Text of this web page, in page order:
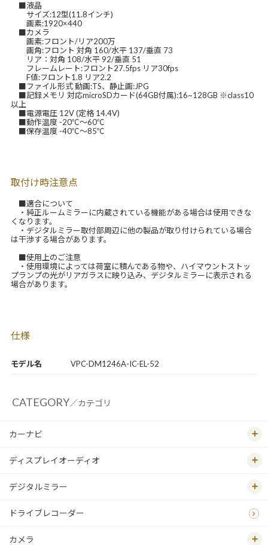
モデル名 VPC-DM1246A-IC-EL-52
■液晶
サイズ:12型(11.8インチ)
画素:1920×440
■カメラ
画素:フロント/リア200万
画角:フロント 対角 160/水平 137/垂直 73
リア：対角 108/水平 92/垂直 51
フレームレート:フロント27.5fps リア30fps
F値:フロント1.8 リア2.2
■ファイル形式 動画:TS、静止画:JPG
■記録メモリ 対応microSDカード(64GB付属):16~128GB ※class10
以上
■電源電圧 12V (定格 14.4V)
■動作温度 -20℃～60℃
■保存温度 -40℃～85℃
取付け時注意点
■適合について
・純正ルームミラーに内蔵されている機能がある場合は使用できな
くなります。
・デジタルミラー取付部周辺に他の製品が取り付けられている場合
は干渉する場合があります。
■使用上のご注意
・使用環境によっては荷室に積んである物や、ハイマウントストッ
プランプの光がリアガラスに映り込み、デジタルミラーに表示される
場合があります。
仕様
CATEGORY／カテゴリ
カーナビ
ディスプレイオーディオ
デジタルミラー
ドライブレコーダー
カメラ